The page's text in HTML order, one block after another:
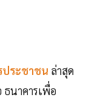
ประชาชน ล่าสุด
ธนาคารเพื่อ